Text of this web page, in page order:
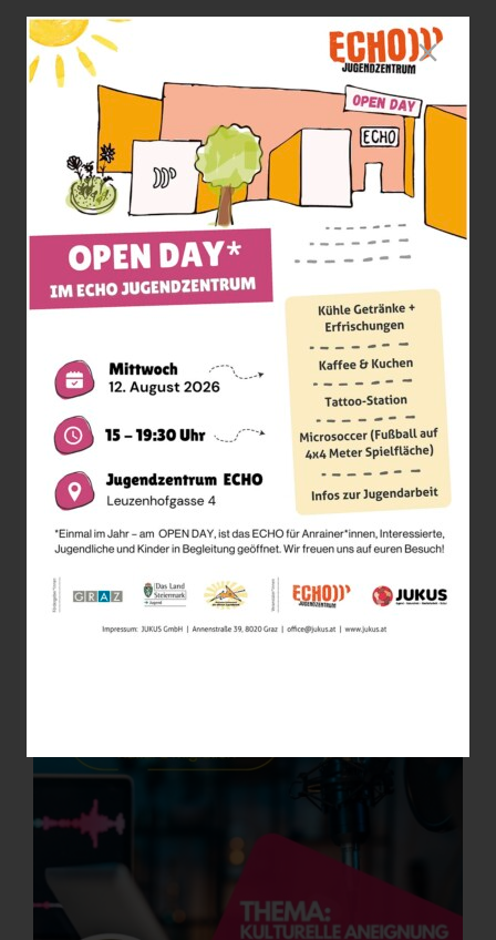
Die Publikation bietet praxisnahe Ansätze,
um
Antisemitismus
in der Offenen
Jugendarbeit zu erkennen, zu
reflektieren und
ihm aktiv zu begegnen. Sie basiert auf den
Erfahrungen des Projekts Vorurteile
Überwinden 2.0, das antisemitismuskritische
Bildungsarbeit nachhaltig in Jugendzentren
verankert. Das Manual verbindet
theoretisches Wissen, persönliche Haltung
und konkrete Handlungsmöglichkeiten – und
unterstützt Fachkräfte dabei, sichere und
wertschätzende Räume für junge Menschen
zu gestalten.
Mehr erfahren